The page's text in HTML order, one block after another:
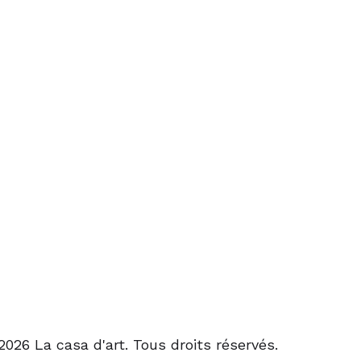
La casa d'art. Tous droits réservés.